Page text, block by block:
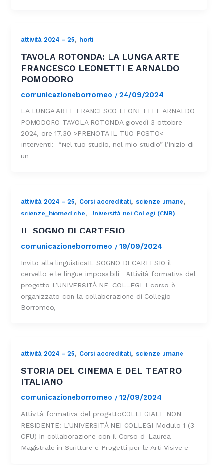
attività 2024 - 25, horti
TAVOLA ROTONDA: LA LUNGA ARTE
FRANCESCO LEONETTI E ARNALDO
POMODORO
comunicazioneborromeo / 24/09/2024
LA LUNGA ARTE FRANCESCO LEONETTI E ARNALDO
POMODORO TAVOLA ROTONDA giovedì 3 ottobre
2024, ore 17.30 >PRENOTA IL TUO POSTO<
Interventi: “Nel tuo studio, nel mio studio” l’inizio di
un
attività 2024 - 25, Corsi accreditati, scienze umane,
scienze_biomediche, Università nei Collegi (CNR)
IL SOGNO DI CARTESIO
comunicazioneborromeo / 19/09/2024
Invito alla linguisticaIL SOGNO DI CARTESIO il
cervello e le lingue impossibili Attività formativa del
progetto L’UNIVERSITÀ NEI COLLEGI Il corso è
organizzato con la collaborazione di Collegio
Borromeo,
attività 2024 - 25, Corsi accreditati, scienze umane
STORIA DEL CINEMA E DEL TEATRO
ITALIANO
comunicazioneborromeo / 12/09/2024
Attività formativa del progettoCOLLEGIALE NON
RESIDENTE: L’UNIVERSITÀ NEI COLLEGI Modulo 1 (3
CFU) In collaborazione con il Corso di Laurea
Magistrale in Scritture e Progetti per le Arti Visive e